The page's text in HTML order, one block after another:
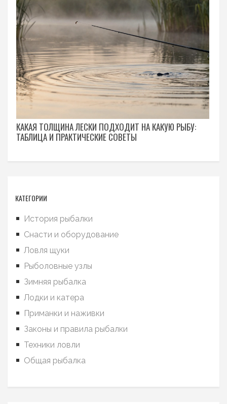
КАКАЯ ТОЛЩИНА ЛЕСКИ ПОДХОДИТ НА КАКУЮ РЫБУ:
ТАБЛИЦА И ПРАКТИЧЕСКИЕ СОВЕТЫ
КАТЕГОРИИ
История рыбалки
Снасти и оборудование
Ловля щуки
Рыболовные узлы
Зимняя рыбалка
Лодки и катера
Приманки и наживки
Законы и правила рыбалки
Техники ловли
Общая рыбалка